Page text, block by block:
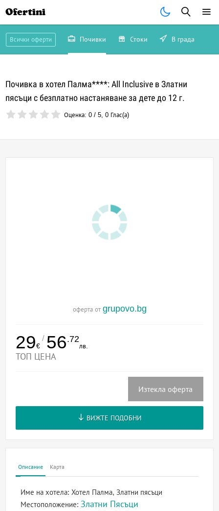
Ofertini
Всички оферти Почивки Стоки В града
Почивка в хотел Палма****: All Inclusive в Златни
пясъци с безплатно настаняване за дете до 12 г.
Оценка:0 /5,0 Глас(а)
оферта от grupovo.bg
29€
/ 56.72
лв.
ТОП ЦЕНА
Изтекла оферта
ВИЖТЕ ПОДОБНИ
Описание Карта
Име на хотела: Хотел Палма, Златни пясъци
Местоположение: Златни Пясъци